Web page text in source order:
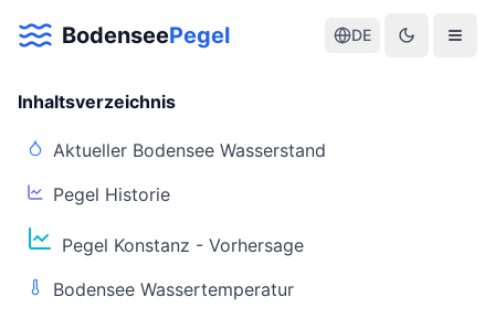
BodenseePegel DE
Inhaltsverzeichnis
Aktueller Bodensee Wasserstand
Pegel Historie
Pegel Konstanz - Vorhersage
Bodensee Wassertemperatur
Aktuelle Warnlage Bodensee
Aktueller Bodensee Pegel & Wasserstand
Live-Daten